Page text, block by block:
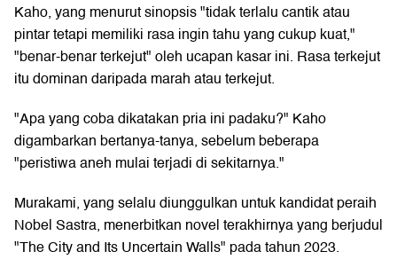
Kaho, yang menurut sinopsis "tidak terlalu cantik atau
pintar tetapi memiliki rasa ingin tahu yang cukup kuat,"
"benar-benar terkejut" oleh ucapan kasar ini. Rasa terkejut
itu dominan daripada marah atau terkejut.
"Apa yang coba dikatakan pria ini padaku?" Kaho
digambarkan bertanya-tanya, sebelum beberapa
"peristiwa aneh mulai terjadi di sekitarnya."
Murakami, yang selalu diunggulkan untuk kandidat peraih
Nobel Sastra, menerbitkan novel terakhirnya yang berjudul
"The City and Its Uncertain Walls" pada tahun 2023.